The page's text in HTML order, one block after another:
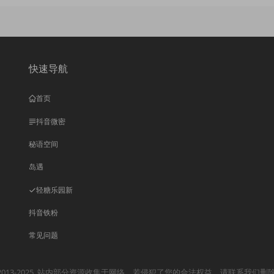
快速导航
首页
抖音微密
秘语空间
岛遇
轻糖乐园新
抖音铁粉
常见问题